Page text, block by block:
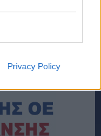
Privacy Policy